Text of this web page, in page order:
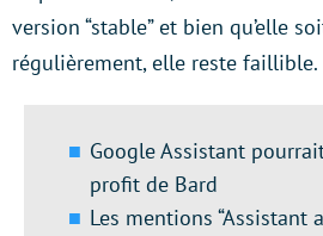
version “stable” et bien qu’elle
régulièrement, elle reste faillible.
Google Assistant
profit de Bard
Les mentions “Assistant